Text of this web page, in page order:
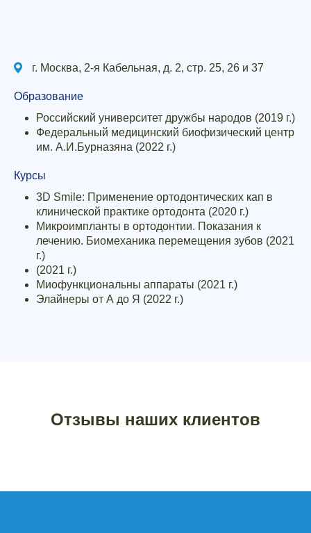
г. Москва, 2-я Кабельная, д. 2, стр. 25, 26 и 37
Образование
Российский университет дружбы народов (2019 г.)
Федеральный медицинский биофизический центр
им. А.И.Бурназяна (2022 г.)
Курсы
3D Smile: Применение ортодонтических кап в
клинической практике ортодонта (2020 г.)
Микроимпланты в ортодонтии. Показания к
лечению. Биомеханика перемещения зубов (2021
г.)
(2021 г.)
Миофункциональны аппараты (2021 г.)
Элайнеры от А до Я (2022 г.)
Отзывы наших клиентов